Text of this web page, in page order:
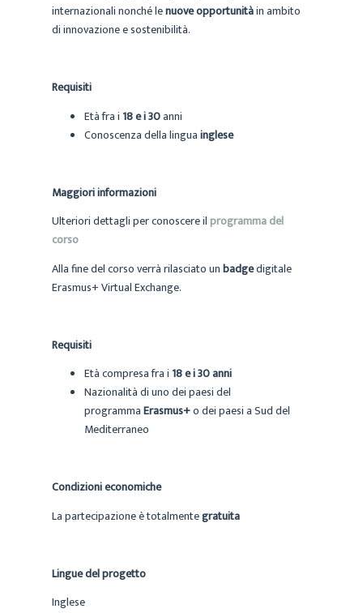
internazionali nonché lenuove opportunitàin ambito
di innovazione e sostenibilità.
Requisiti
Età fra i 18 e i 30anni
Conoscenza della linguainglese
Maggiori informazioni
Ulteriori dettagli per conoscere ilprogramma del
corso
Alla fine del corso verrà rilasciato unbadgedigitale
Erasmus+ Virtual Exchange.
Requisiti
Età compresa fra i 18 e i 30 anni
Nazionalità di uno dei paesi del
programmaErasmus+o dei paesi a Sud del
Mediterraneo
Condizioni economiche
La partecipazione è totalmentegratuita
Lingue del progetto
Inglese